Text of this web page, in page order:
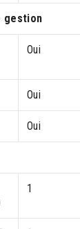
gestion
Oui
Oui
Oui
1